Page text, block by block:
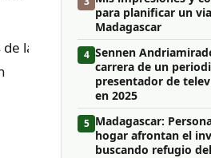
las
para planificar un
Madagascar
4 Sennen
carrera de un
presentador de
en 2025
5 Madagascar:
hogar afrontan el
buscando refugio